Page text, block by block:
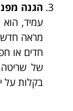
הגנה
עמיד, הוא
מראה חדש
חדים או
של שריטה
בקלות על